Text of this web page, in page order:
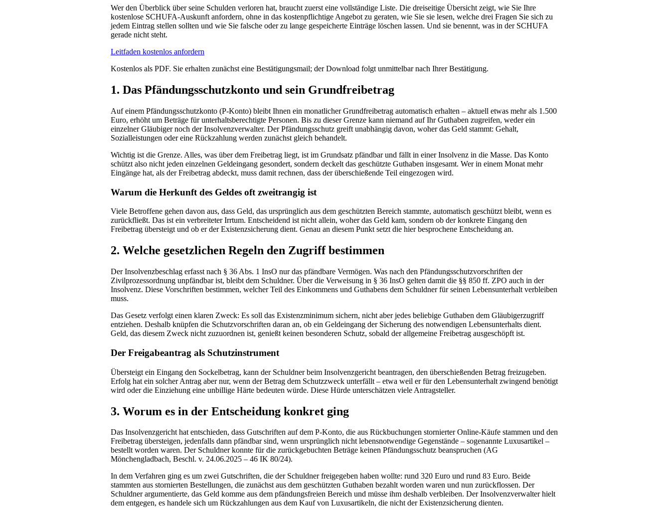
Wer den Überblick über seine Schulden verloren hat, braucht zuerst eine vollständige Liste. Die dreiseitige Übersicht zeigt, wie Sie Ihre
kostenlose SCHUFA-Auskunft anfordern, ohne in das kostenpflichtige Angebot zu geraten, wie Sie sie lesen, welche drei Fragen Sie sich zu
jedem Eintrag stellen sollten und wie Sie falsche oder zu lange gespeicherte Einträge löschen lassen. Und sie benennt, was in der SCHUFA
gerade nicht steht.
Leitfaden kostenlos anfordern
Kostenlos als PDF. Sie erhalten zunächst eine Bestätigungsmail; der Download folgt unmittelbar nach Ihrer Bestätigung.
1. Das Pfändungsschutzkonto und sein Grundfreibetrag
Auf einem Pfändungsschutzkonto (P-Konto) bleibt Ihnen ein monatlicher Grundfreibetrag automatisch erhalten – aktuell etwas mehr als 1.500
Euro, erhöht um Beträge für unterhaltsberechtigte Personen. Bis zu dieser Grenze kann niemand auf Ihr Guthaben zugreifen, weder ein
einzelner Gläubiger noch der Insolvenzverwalter. Der Pfändungsschutz greift unabhängig davon, woher das Geld stammt: Gehalt,
Sozialleistungen oder eine Rückzahlung werden zunächst gleich behandelt.
Wichtig ist die Grenze. Alles, was über dem Freibetrag liegt, ist im Grundsatz pfändbar und fällt in einer Insolvenz in die Masse. Das Konto
schützt also nicht jeden einzelnen Geldeingang gesondert, sondern deckelt das geschützte Guthaben insgesamt. Wer in einem Monat mehr
Eingänge hat, als der Freibetrag abdeckt, muss damit rechnen, dass der überschießende Teil eingezogen wird.
Warum die Herkunft des Geldes oft zweitrangig ist
Viele Betroffene gehen davon aus, dass Geld, das ursprünglich aus dem geschützten Bereich stammte, automatisch geschützt bleibt, wenn es
zurückfließt. Das ist ein verbreiteter Irrtum. Entscheidend ist nicht allein, woher das Geld kam, sondern ob der konkrete Eingang den
Freibetrag übersteigt und ob er der Existenzsicherung dient. Genau an diesem Punkt setzt die hier besprochene Entscheidung an.
2. Welche gesetzlichen Regeln den Zugriff bestimmen
Der Insolvenzbeschlag erfasst nach § 36 Abs. 1 InsO nur das pfändbare Vermögen. Was nach den Pfändungsschutzvorschriften der
Zivilprozessordnung unpfändbar ist, bleibt dem Schuldner. Über die Verweisung in § 36 InsO gelten damit die §§ 850 ff. ZPO auch in der
Insolvenz. Diese Vorschriften bestimmen, welcher Teil des Einkommens und Guthabens dem Schuldner für seinen Lebensunterhalt verbleiben
muss.
Das Gesetz verfolgt einen klaren Zweck: Es soll das Existenzminimum sichern, nicht aber jedes beliebige Guthaben dem Gläubigerzugriff
entziehen. Deshalb knüpfen die Schutzvorschriften daran an, ob ein Geldeingang der Sicherung des notwendigen Lebensunterhalts dient.
Geld, das diesem Zweck nicht zuzuordnen ist, genießt keinen besonderen Schutz, sobald der allgemeine Freibetrag ausgeschöpft ist.
Der Freigabeantrag als Schutzinstrument
Übersteigt ein Eingang den Sockelbetrag, kann der Schuldner beim Insolvenzgericht beantragen, den überschießenden Betrag freizugeben.
Erfolg hat ein solcher Antrag aber nur, wenn der Betrag dem Schutzzweck unterfällt – etwa weil er für den Lebensunterhalt zwingend benötigt
wird oder die Einziehung eine unbillige Härte bedeuten würde. Diese Hürde unterschätzen viele Antragsteller.
3. Worum es in der Entscheidung konkret ging
Das Insolvenzgericht hat entschieden, dass Gutschriften auf dem P-Konto, die aus Rückbuchungen stornierter Online-Käufe stammen und den
Freibetrag übersteigen, jedenfalls dann pfändbar sind, wenn ursprünglich nicht lebensnotwendige Gegenstände – sogenannte Luxusartikel –
bestellt worden waren. Der Schuldner konnte für die zurückgebuchten Beträge keinen Pfändungsschutz beanspruchen (AG
Mönchengladbach, Beschl. v. 24.06.2025 – 46 IK 80/24).
In dem Verfahren ging es um zwei Gutschriften, die der Schuldner freigegeben haben wollte: rund 320 Euro und rund 83 Euro. Beide
stammten aus stornierten Bestellungen, die zunächst aus dem geschützten Guthaben bezahlt worden waren und nun zurückflossen. Der
Schuldner argumentierte, das Geld komme aus dem pfändungsfreien Bereich und müsse ihm deshalb verbleiben. Der Insolvenzverwalter hielt
dem entgegen, es handele sich um Rückzahlungen aus dem Kauf von Luxusartikeln, die nicht der Existenzsicherung dienten.